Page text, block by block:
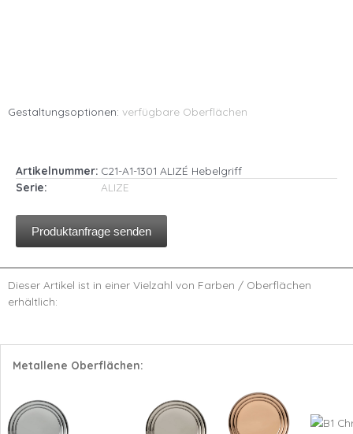
Gestaltungsoptionen: verfügbare Oberflächen
Artikelnummer: C21-A1-1301 ALIZÉ Hebelgriff
Serie:
ALIZE
Produktanfrage senden
Dieser Artikel ist in einer Vielzahl von Farben / Oberflächen
erhältlich:
Metallene Oberflächen: